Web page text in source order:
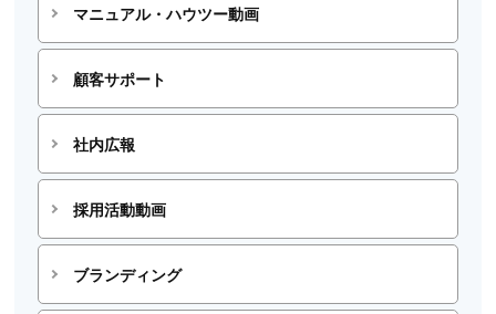
マニュアル・ハウツー動画
顧客サポート
社内広報
採用活動動画
ブランディング